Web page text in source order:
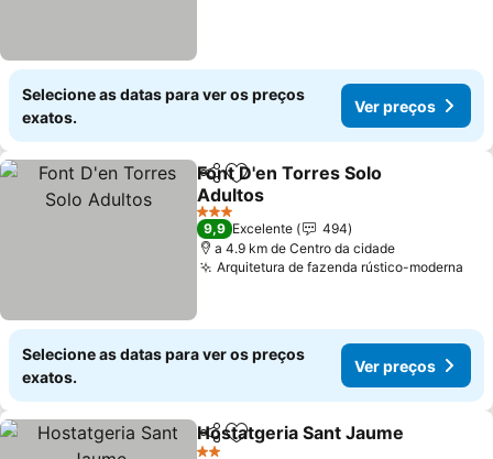
Selecione as datas para ver os preços
exatos.
Ver preços
PartilharAdicionar aos favoritos
Font D'en Torres Solo
Adultos
3 Estrelas
9,9 Excelente
494
a 4.9 km de Centro da cidade
Arquitetura de fazenda rústico-moderna
Selecione as datas para ver os preços
exatos.
Ver preços
PartilharAdicionar aos favoritos
Hostatgeria Sant Jaume